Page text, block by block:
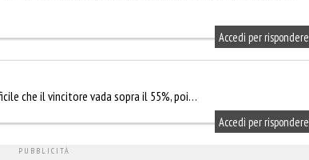
Accedi per rispondere
che il vincitore vada sopra il 55%, poi…
Accedi per rispondere